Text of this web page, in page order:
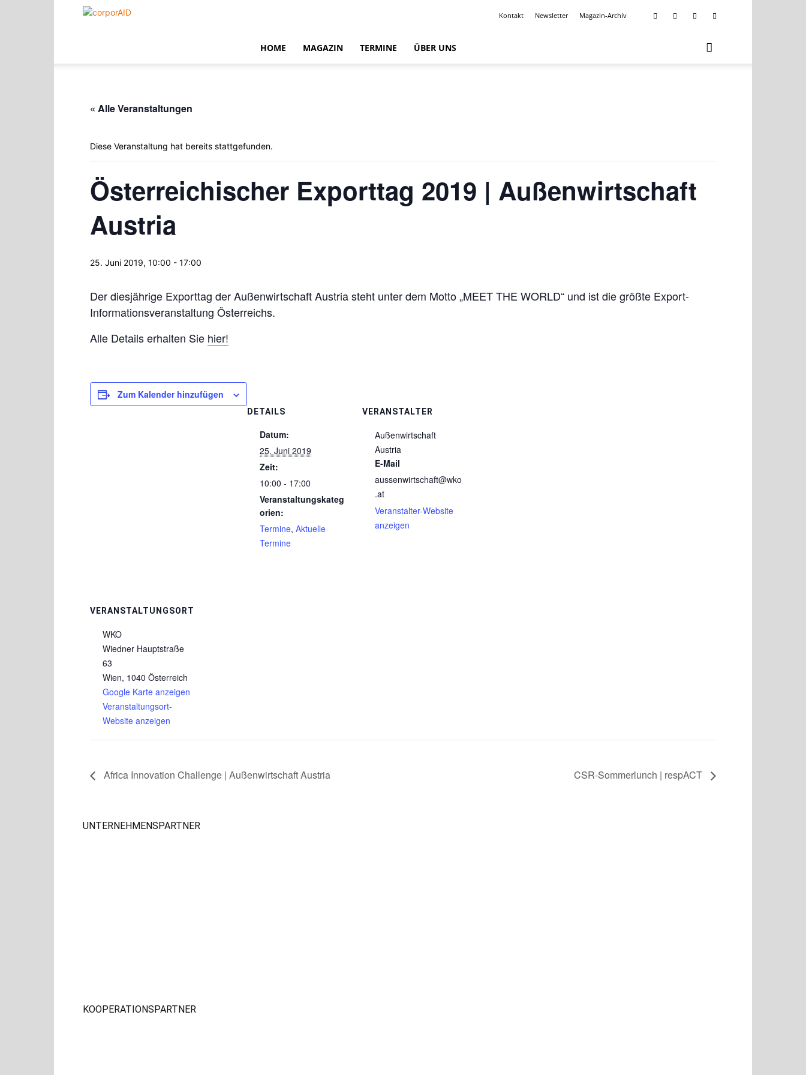
corporAID
Kontakt Newsletter Magazin-Archiv
HOME MAGAZIN TERMINE ÜBER UNS
« Alle Veranstaltungen
Diese Veranstaltung hat bereits stattgefunden.
Österreichischer Exporttag 2019 | Außenwirtschaft
Austria
25. Juni 2019, 10:00 - 17:00
Der diesjährige Exporttag der Außenwirtschaft Austria steht unter dem Motto „MEET THE WORLD“ und ist die größte Export-
Informationsveranstaltung Österreichs.
Alle Details erhalten Sie hier!
Zum Kalender hinzufügen
DETAILS
Datum:
25. Juni 2019
Zeit:
10:00 - 17:00
Veranstaltungskateg
orien:
Termine, Aktuelle
Termine
VERANSTALTER
Außenwirtschaft
Austria
E-Mail
aussenwirtschaft@wko
.at
Veranstalter-Website
anzeigen
VERANSTALTUNGSORT
WKO
Wiedner Hauptstraße
63
Wien, 1040 Österreich
Google Karte anzeigen
Veranstaltungsort-
Website anzeigen
Africa Innovation Challenge | Außenwirtschaft Austria CSR-Sommerlunch | respACT
UNTERNEHMENSPARTNER
KOOPERATIONSPARTNER